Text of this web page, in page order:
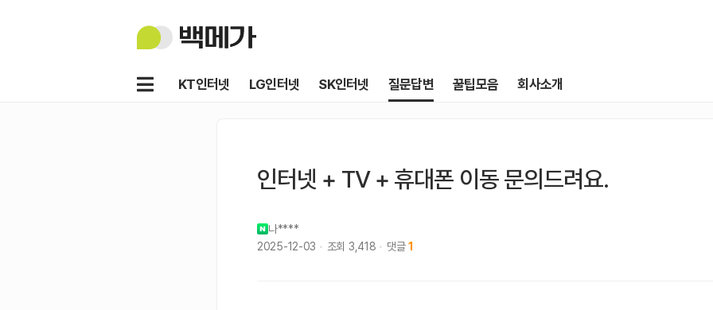
백
KT인터넷
LG인터넷 SK인터넷 질문답변 꿀팁모음 회사소개
메
인터넷 + TV + 휴대폰 이동 문의드려요.
나****
2025-12-03
조회 3,418 댓글 1